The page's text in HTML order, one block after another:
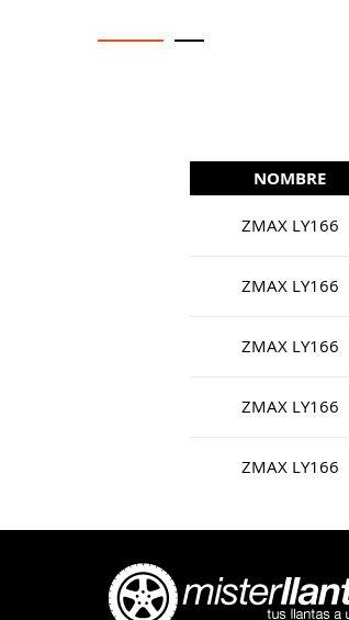
NOMBRE
ZMAX LY166
ZMAX LY166
ZMAX LY166
ZMAX LY166
ZMAX LY166